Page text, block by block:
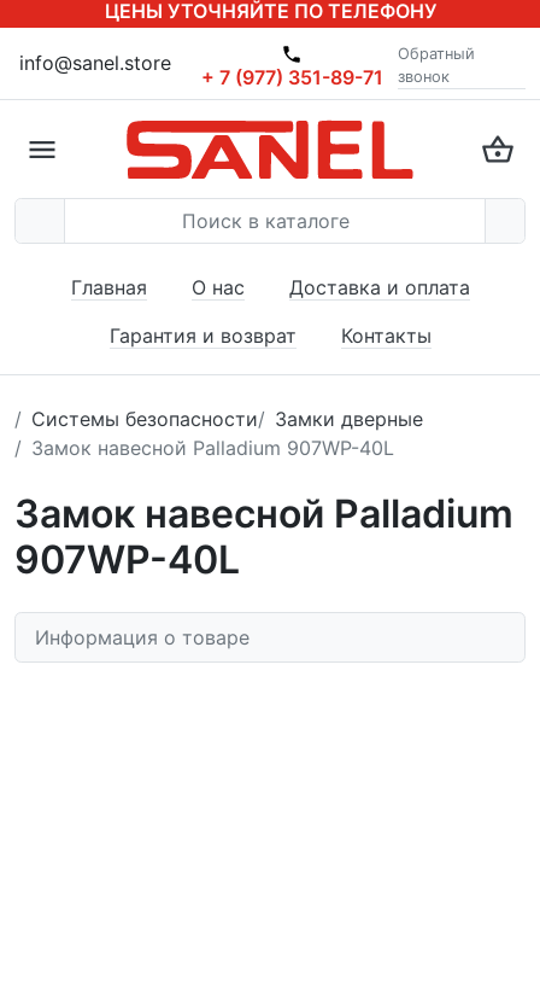
ЦЕНЫ УТОЧНЯЙТЕ ПО ТЕЛЕФОНУ
info@sanel.store
+ 7 (977) 351-89-71
Обратный
звонок
Главная О нас
Доставка и оплата
Гарантия и возврат
Контакты
Системы безопасности
Замки дверные
Замок навесной Palladium 907WP-40L
Замок навесной Palladium
907WP-40L
Информация о товаре